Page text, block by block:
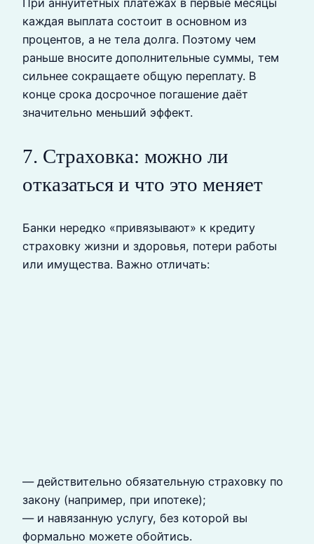
каждая выплата состоит в основном из
процентов, а не тела долга. Поэтому чем
раньше вносите дополнительные суммы, тем
сильнее сокращаете общую переплату. В
конце срока досрочное погашение даёт
значительно меньший эффект.
7. Страховка: можно ли
отказаться и что это меняет
Банки нередко «привязывают» к кредиту
страховку жизни и здоровья, потери работы
или имущества. Важно отличать:
— действительно обязательную страховку по
закону (например, при ипотеке);
— и навязанную услугу, без которой вы
формально можете обойтись.